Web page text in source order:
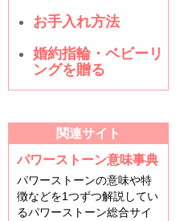
お手入れ方法
婚約指輪・ベビーリ
ングを贈る
関連サイト
パワーストーン意味事典
パワーストーンの意味や特
徴などを1つずつ解説してい
るパワーストーン総合サイ